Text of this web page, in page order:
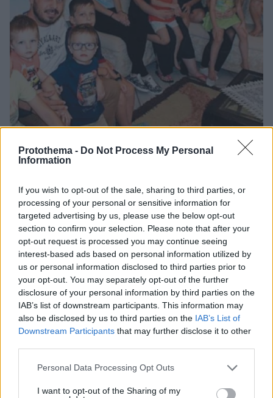
Protothema - Do Not Process My Personal
Information
If you wish to opt-out of the sale, sharing to third parties, or
processing of your personal or sensitive information for
targeted advertising by us, please use the below opt-out
section to confirm your selection. Please note that after your
opt-out request is processed you may continue seeing
interest-based ads based on personal information utilized by
us or personal information disclosed to third parties prior to
your opt-out. You may separately opt-out of the further
disclosure of your personal information by third parties on the
IAB’s list of downstream participants. This information may
also be disclosed by us to third parties on the IAB’s List of
Downstream Participants that may further disclose it to other
Please note that this website/app uses one or more Google
not limited to your visit or usage behaviour. You may click to
Personal Data Processing Opt Outs
I want to opt-out of the Sharing of my
Ελλάδα που γερνάει: Τα... δύο ταψιά μεσημεριανό,
τα επιδόματα, η καθημερινότητά τους
07.08.2026, 15:59